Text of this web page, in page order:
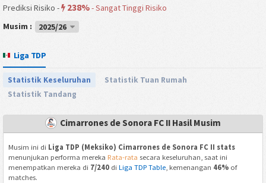
Prediksi Risiko - 238%-Sangat Tinggi Risiko
Musim :
2025/26
Liga TDP
Statistik Keseluruhan
Statistik Tuan Rumah
Statistik Tandang
Cimarrones de Sonora FC II Hasil Musim
Musim ini di Liga TDP (Meksiko) Cimarrones de Sonora FC II stats
menunjukan performa mereka Rata-rata secara keseluruhan, saat ini
menempatkan mereka di 7/240di Liga TDP Table, kemenangan 46%of
matches.